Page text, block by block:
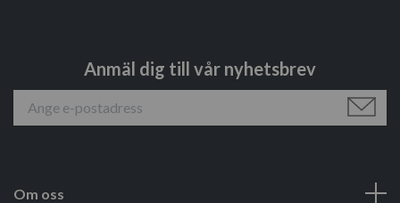
Anmäl dig till vår nyhetsbrev
Om oss